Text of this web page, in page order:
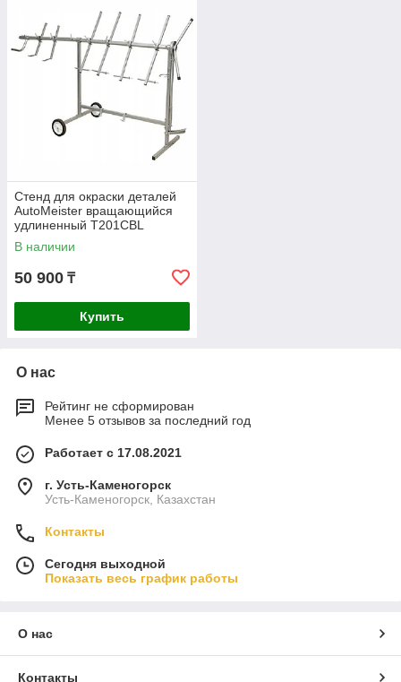
Стенд для окраски деталей
AutoMeister вращающийся
удлиненный T201CBL
В наличии
50 900 ₸
Купить
О нас
Рейтинг не сформирован
Менее 5 отзывов за последний год
Работает с 17.08.2021
г. Усть-Каменогорск
Усть-Каменогорск, Казахстан
Контакты
Сегодня выходной
Показать весь график работы
О нас
Контакты